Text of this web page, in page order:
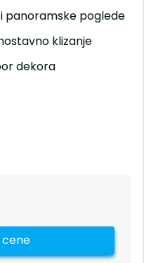
panoramske poglede
klizanje
dekora